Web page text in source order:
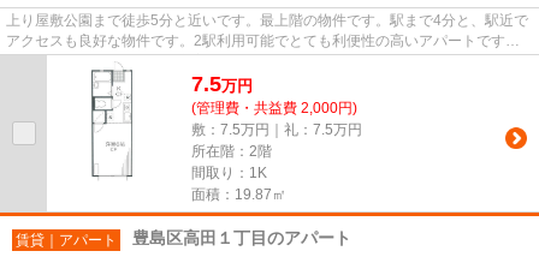
上り屋敷公園まで徒歩5分と近いです。最上階の物件です。駅まで4分と、駅近で
アクセスも良好な物件です。2駅利用可能でとても利便性の高いアパートです。
ココ山手線池袋近辺にて、新着...
7.5万円
(管理費・共益費 2,000円)
敷：7.5万円｜礼：7.5万円
所在階：2階
間取り：1K
面積：19.87㎡
賃貸｜アパート 豊島区高田１丁目のアパート